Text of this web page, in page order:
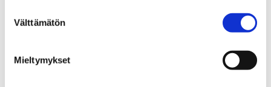
valinta
Välttämätön
Mieltymykset
kehittämässä alan koulutusta
tulevaisuuden tarpeita